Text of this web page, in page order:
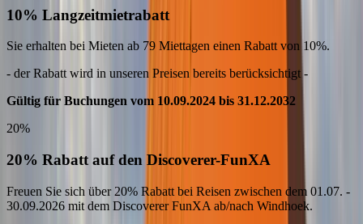
10% Langzeitmietrabatt
Sie erhalten bei Mieten ab 79 Miettagen einen Rabatt von 10%.
- der Rabatt wird in unseren Preisen bereits berücksichtigt -
Gültig für Buchungen vom 10.09.2024 bis 31.12.2032
20%
20% Rabatt auf den Discoverer-FunXA
Freuen Sie sich über 20% Rabatt bei Reisen zwischen dem 01.07. -
30.09.2026 mit dem Discoverer FunXA ab/nach Windhoek.